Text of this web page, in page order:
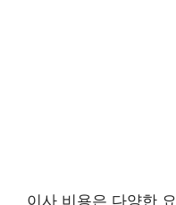
이사 비용은 다양한